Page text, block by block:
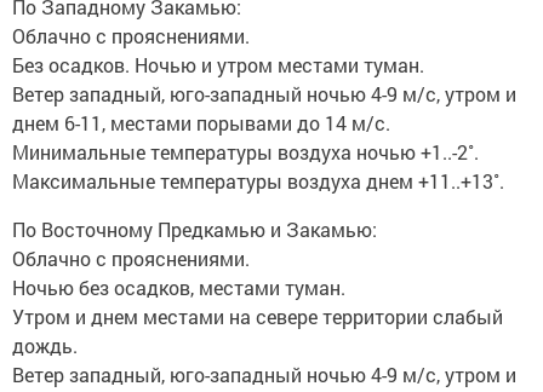
По Западному Закамью:
Облачно с прояснениями.
Без осадков. Ночью и утром местами туман.
Ветер западный, юго-западный ночью 4-9 м/с, утром и
днем 6-11, местами порывами до 14 м/с.
Минимальные температуры воздуха ночью +1..-2˚.
Максимальные температуры воздуха днем +11..+13˚.
По Восточному Предкамью и Закамью:
Облачно с прояснениями.
Ночью без осадков, местами туман.
Утром и днем местами на севере территории слабый
дождь.
Ветер западный, юго-западный ночью 4-9 м/с, утром и